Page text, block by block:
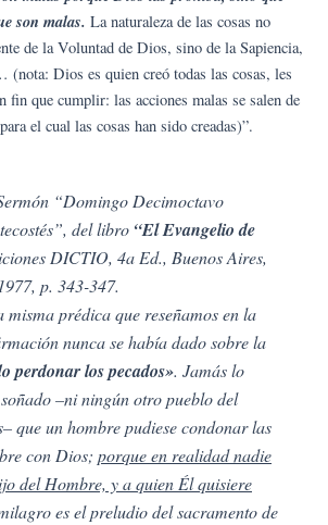
son malas. La naturaleza de las cosas no
de la Voluntad de Dios, sino de la Sapiencia,
Dios es quien creó todas las cosas, les
fin que cumplir: las acciones malas se salen de
el cual las cosas han sido creadas)”.
“Domingo Decimoctavo
del libro “El Evangelio de
DICTIO, 4a Ed., Buenos Aires,
p. 343-347.
misma prédica que reseñamos en la
nunca se había dado sobre la
perdonar los pecados». Jamás lo
–ni ningún otro pueblo del
que un hombre pudiese condonar las
con Dios; porque en realidad nadie
del Hombre, y a quien Él quisiere
es el preludio del sacramento de